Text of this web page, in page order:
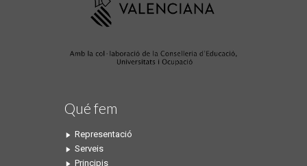
Qué fem
Representació
Serveis
Principis